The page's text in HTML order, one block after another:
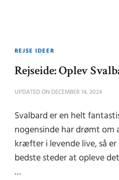
REJSE IDEER
Rejseide: Oplev
UPDATED ON DECEMBER 14, 2024
Svalbard er en helt
nogensinde har drømt om
kræfter i levende live, så
bedste steder at opleve
…